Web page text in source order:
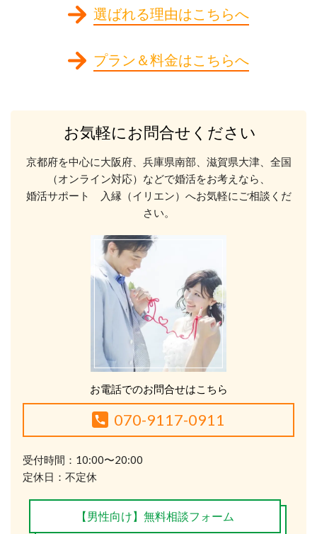
選ばれる理由はこちらへ
プラン＆料金はこちらへ
お気軽にお問合せください
京都府を中心に大阪府、兵庫県南部、滋賀県大津、全国
（オンライン対応）などで婚活をお考えなら、
婚活サポート 入縁（イリエン）へお気軽にご相談くだ
さい。
お電話でのお問合せはこちら
070-9117-0911
受付時間：10:00〜20:00
定休日：不定休
【男性向け】無料相談フォーム